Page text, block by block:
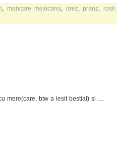
mancare mexicana orez, pranz rosii
mere(care, btw a iesit bestial) si …